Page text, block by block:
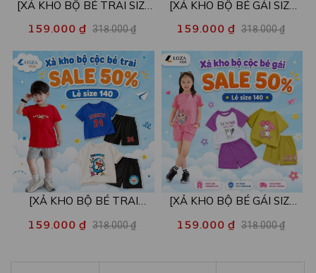
[XẢ KHO BỘ BÉ TRAI SIZE
130] Bộ đồ cho bé trai nhiều
mẫu - Quần áo bé trai từ 22-
26kg - Loza Kids XB004
159.000 ₫ 318.000 ₫
[XẢ KHO BỘ BÉ GÁI SIZE
130] Bộ đồ cho bé gái nhiều
mẫu - Quần áo bé gái từ 22-
26kg - Loza Kids XB005
159.000 ₫ 318.000 ₫
[XẢ KHO BỘ BÉ TRAI
nhiều mẫu - Quần áo bé trai
159.000 ₫ 318.000 ₫
[XẢ KHO BỘ BÉ GÁI SIZE
mẫu - Quần áo bé gái từ 26-
159.000 ₫ 318.000 ₫